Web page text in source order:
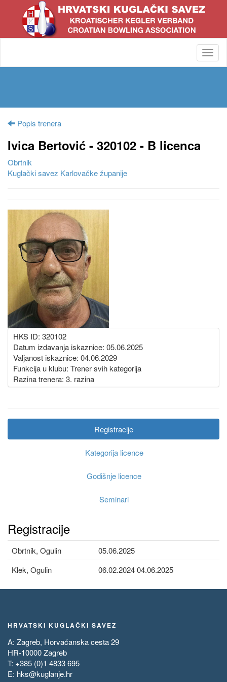
Popis trenera
Ivica Bertović - 320102 - B licenca
Obrtnik
Kuglački savez Karlovačke županije
HKS ID: 320102
Datum izdavanja iskaznice: 05.06.2025
Valjanost iskaznice: 04.06.2029
Funkcija u klubu: Trener svih kategorija
Razina trenera: 3. razina
Registracije
Kategorija licence
Godišnje licence
Seminari
Registracije
Obrtnik, Ogulin
05.06.2025
Klek, Ogulin
06.02.2024 04.06.2025
HRVATSKI KUGLAČKI SAVEZ
A: Zagreb, Horvaćanska cesta 29
HR-10000 Zagreb
T: +385 (0)1 4833 695
E: hks@kuglanje.hr